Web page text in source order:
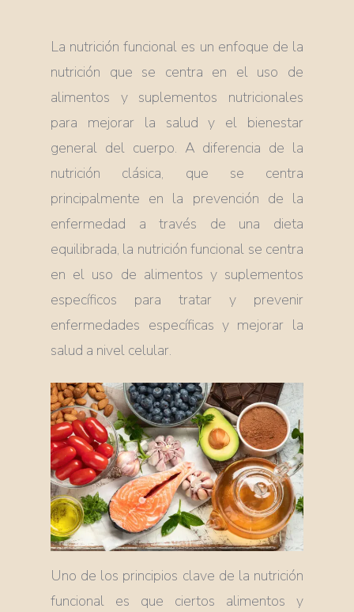
La nutrición funcional es un enfoque de la
nutrición que se centra en el uso de
alimentos y suplementos nutricionales
para mejorar la salud y el bienestar
general del cuerpo. A diferencia de la
nutrición clásica, que se centra
principalmente en la prevención de la
enfermedad a través de una dieta
equilibrada, la nutrición funcional se centra
en el uso de alimentos y suplementos
específicos para tratar y prevenir
enfermedades específicas y mejorar la
salud a nivel celular.
Uno de los principios clave de la nutrición
funcional es que ciertos alimentos y